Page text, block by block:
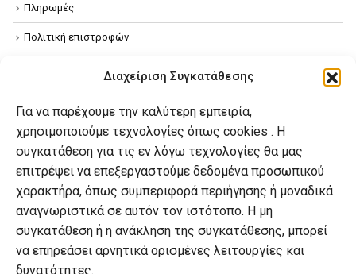
Διαχείριση Συγκατάθεσης
Για να παρέχουμε την καλύτερη εμπειρία,
χρησιμοποιούμε τεχνολογίες όπως cookies . Η
συγκατάθεση για τις εν λόγω τεχνολογίες θα μας
επιτρέψει να επεξεργαστούμε δεδομένα προσωπικού
χαρακτήρα, όπως συμπεριφορά περιήγησης ή μοναδικά
αναγνωριστικά σε αυτόν τον ιστότοπο. Η μη
συγκατάθεση ή η ανάκληση της συγκατάθεσης, μπορεί
να επηρεάσει αρνητικά ορισμένες λειτουργίες και
δυνατότητες.
Πληρωμές
Πολιτική επιστροφών
Πολιτική Cookies
Ο λογαριασμός μου
Ο λογαριασμός μου
Οι παραγγελίες μου
Λίστα επιθυμιών